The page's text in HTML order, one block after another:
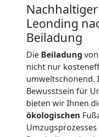
Leonding
Beiladung
Die Beiladung
nicht nur
umweltschonend.
Bewusstsein für
bieten wir Ihnen
ökologischen
LKW
Möbellift
Leonding